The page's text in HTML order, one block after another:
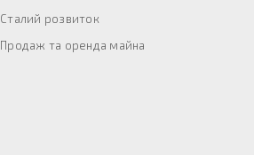
Сталий розвиток
Продаж та оренда майна